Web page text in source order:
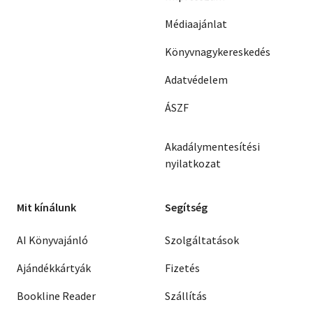
Médiaajánlat
Könyvnagykereskedés
Adatvédelem
ÁSZF
Akadálymentesítési
nyilatkozat
Mit kínálunk
AI Könyvajánló
Ajándékkártyák
Bookline Reader
Segítség
Szolgáltatások
Fizetés
Szállítás